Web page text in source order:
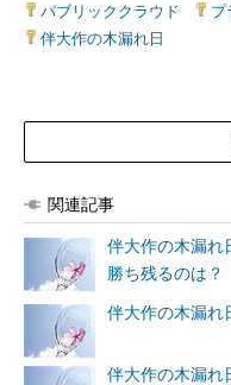
パブリッククラウド プ
伴大作の木漏れ日
関連記事
伴大作の木漏
勝ち残るのは？
伴大作の木漏れ
伴大作の木漏れ